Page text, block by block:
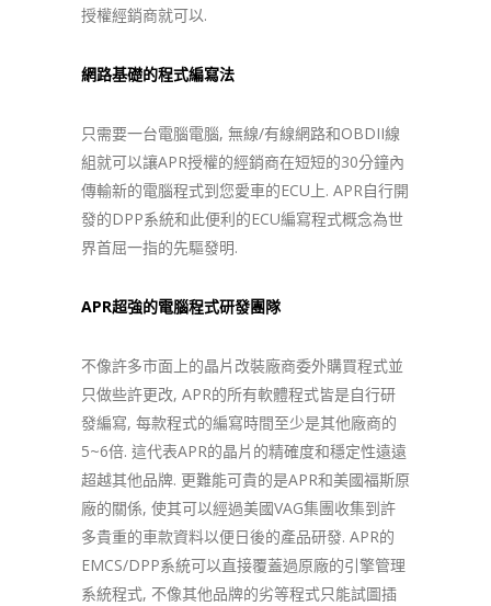
授權經銷商就可以.
網路基礎的程式編寫法
只需要一台電腦電腦, 無線/有線網路和OBDII線
組就可以讓APR授權的經銷商在短短的30分鐘內
傳輸新的電腦程式到您愛車的ECU上. APR自行開
發的DPP系統和此便利的ECU編寫程式概念為世
界首屈一指的先驅發明.
APR超強的電腦程式研發團隊
不像許多市面上的晶片改裝廠商委外購買程式並
只做些許更改, APR的所有軟體程式皆是自行研
發編寫, 每款程式的編寫時間至少是其他廠商的
5~6倍. 這代表APR的晶片的精確度和穩定性遠遠
超越其他品牌. 更難能可貴的是APR和美國福斯原
廠的關係, 使其可以經過美國VAG集團收集到許
多貴重的車款資料以便日後的產品研發. APR的
EMCS/DPP系統可以直接覆蓋過原廠的引擎管理
系統程式, 不像其他品牌的劣等程式只能試圖插